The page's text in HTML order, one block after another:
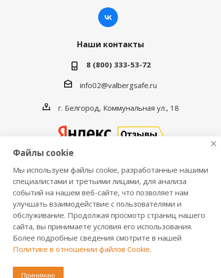
Наши контакты
8 (800) 333-53-72
info02@valbergsafe.ru
г. Белгород, Коммунальная ул., 18
2016-2026 © VALBERGSAFE.RU — Интернет-магазин
сейфов Valberg и металлической мебели Практик.
Продажа сейфов для дома и офиса, металлических
шкафов, стеллажей, металлических дверей.
Информация о розничных ценах, технических
характеристиках, наличии на складе носит справочный
характер и не является публичной офертой,
Файлы cookie
Мы используем файлы cookie, разработанные нашими
специалистами и третьими лицами, для анализа
событий на нашем веб-сайте, что позволяет нам
улучшать взаимодействие с пользователями и
обслуживание. Продолжая просмотр страниц нашего
сайта, вы принимаете условия его использования.
Более подробные сведения смотрите в нашей
Политике в отношении файлов Cookie.
Принимаю